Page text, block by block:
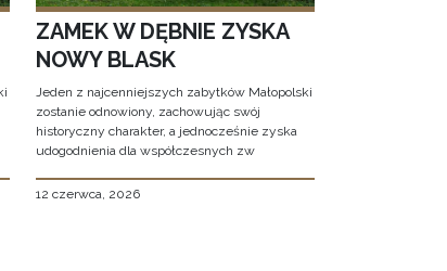
ZAMEK W DĘBNIE ZYSKA
NOWY BLASK
Jeden z najcenniejszych zabytków Małopolski
zostanie odnowiony, zachowując swój
historyczny charakter, a jednocześnie zyska
udogodnienia dla współczesnych zw
12 czerwca, 2026